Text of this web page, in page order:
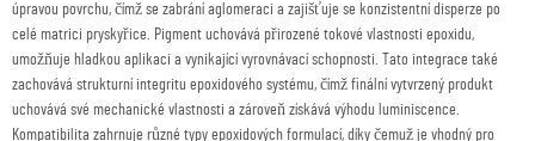
úpravou povrchu, čímž se zabrání aglomeraci a zajišťuje se konzistentní disperze po
celé matrici pryskyřice. Pigment uchovává přirozené tokové vlastnosti epoxidu,
umožňuje hladkou aplikaci a vynikající vyrovnávací schopnosti. Tato integrace také
zachovává strukturní integritu epoxidového systému, čímž finální vytvrzený produkt
uchovává své mechanické vlastnosti a zároveň získává výhodu luminiscence.
Kompatibilita zahrnuje různé typy epoxidových formulací, díky čemuž je vhodný pro